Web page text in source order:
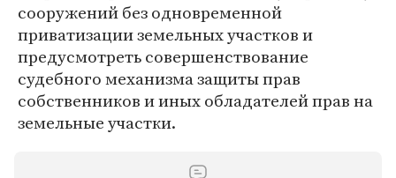
сооружений без одновременной
приватизации земельных участков и
предусмотреть совершенствование
судебного механизма защиты прав
собственников и иных обладателей прав на
земельные участки.